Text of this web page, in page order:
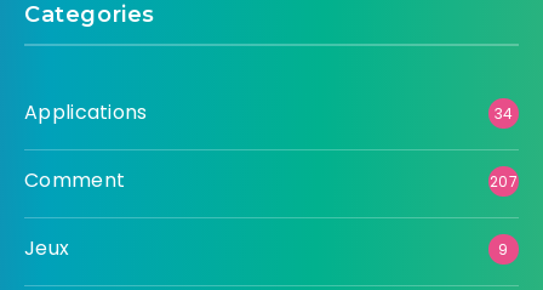
Categories
Applications 34
Comment 207
Jeux 9